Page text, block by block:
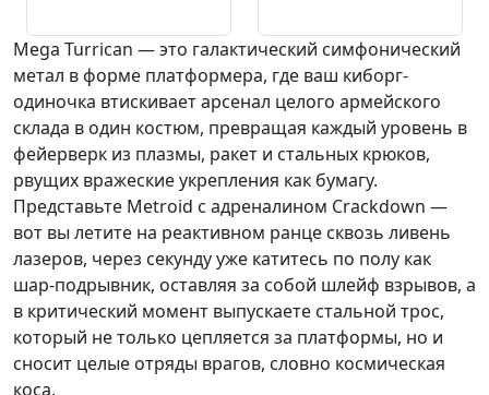
Mega Turrican — это галактический симфонический
метал в форме платформера, где ваш киборг-
одиночка втискивает арсенал целого армейского
склада в один костюм, превращая каждый уровень в
фейерверк из плазмы, ракет и стальных крюков,
рвущих вражеские укрепления как бумагу.
Представьте Metroid с адреналином Crackdown —
вот вы летите на реактивном ранце сквозь ливень
лазеров, через секунду уже катитесь по полу как
шар-подрывник, оставляя за собой шлейф взрывов, а
в критический момент выпускаете стальной трос,
который не только цепляется за платформы, но и
сносит целые отряды врагов, словно космическая
коса.